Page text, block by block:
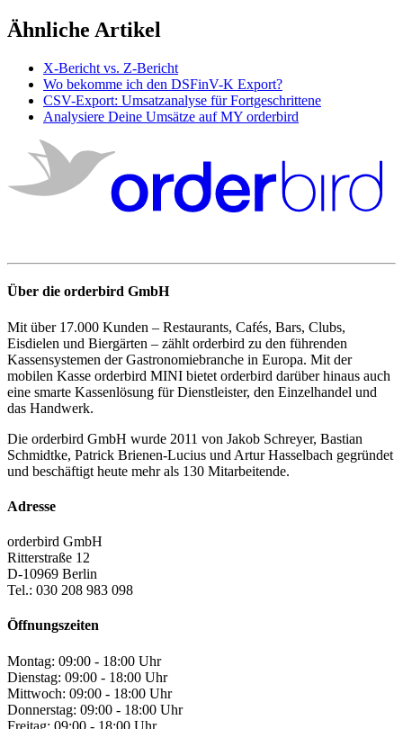
Ähnliche Artikel
X-Bericht vs. Z-Bericht
Wo bekomme ich den DSFinV-K Export?
CSV-Export: Umsatzanalyse für Fortgeschrittene
Analysiere Deine Umsätze auf MY orderbird
Über die orderbird GmbH
Mit über 17.000 Kunden – Restaurants, Cafés, Bars, Clubs,
Eisdielen und Biergärten – zählt orderbird zu den führenden
Kassensystemen der Gastronomiebranche in Europa. Mit der
mobilen Kasse orderbird MINI bietet orderbird darüber hinaus auch
eine smarte Kassenlösung für Dienstleister, den Einzelhandel und
das Handwerk.
Die orderbird GmbH wurde 2011 von Jakob Schreyer, Bastian
Schmidtke, Patrick Brienen-Lucius und Artur Hasselbach gegründet
und beschäftigt heute mehr als 130 Mitarbeitende.
Adresse
orderbird GmbH
Ritterstraße 12
D-10969 Berlin
Tel.: 030 208 983 098
Öffnungszeiten
Montag: 09:00 - 18:00 Uhr
Dienstag: 09:00 - 18:00 Uhr
Mittwoch: 09:00 - 18:00 Uhr
Donnerstag: 09:00 - 18:00 Uhr
Freitag: 09:00 - 18:00 Uhr